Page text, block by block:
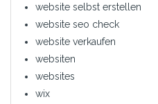
website selbst erstellen
website seo check
website verkaufen
websiten
websites
wix